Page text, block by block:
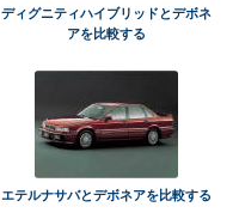
ディグニティハイブリッドとデボネ
アを比較する
エテルナサバとデボネアを比較する